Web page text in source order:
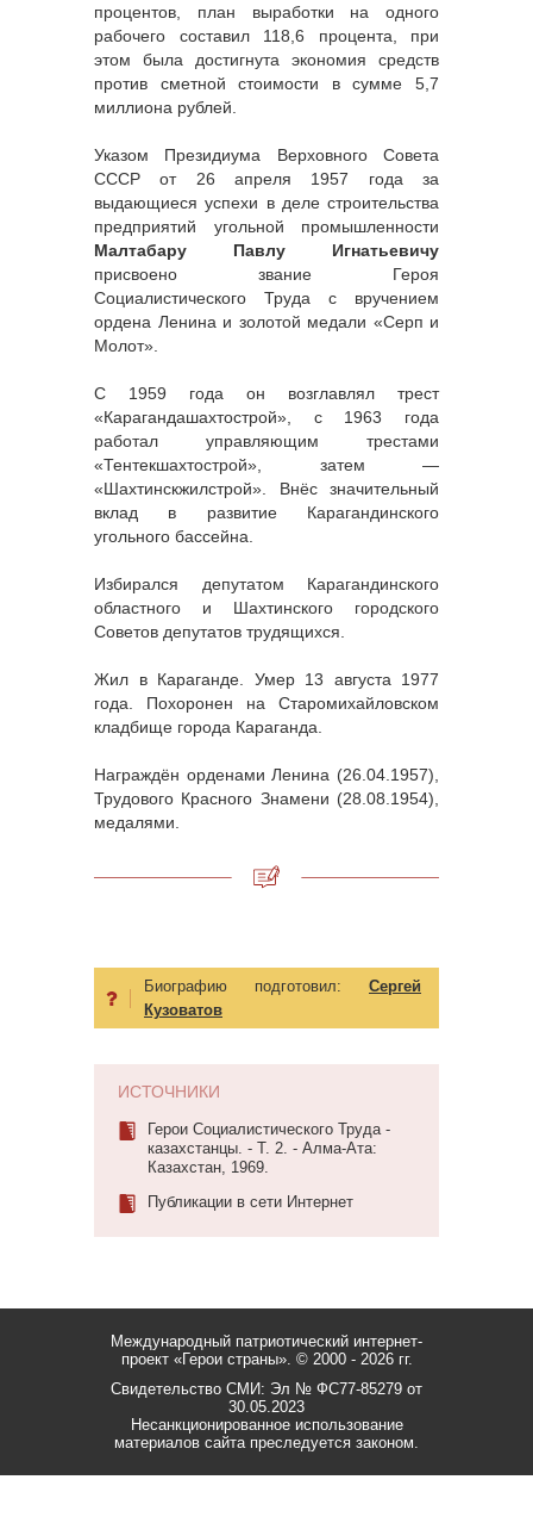
процентов, план выработки на одного
рабочего составил 118,6 процента, при
этом была достигнута экономия средств
против сметной стоимости в сумме 5,7
миллиона рублей.
Указом Президиума Верховного Совета
СССР от 26 апреля 1957 года за
выдающиеся успехи в деле строительства
предприятий угольной промышленности
Малтабару Павлу Игнатьевичу
присвоено звание Героя
Социалистического Труда с вручением
ордена Ленина и золотой медали «Серп и
Молот».
С 1959 года он возглавлял трест
«Карагандашахтострой», с 1963 года
работал управляющим трестами
«Тентекшахтострой», затем —
«Шахтинскжилстрой». Внёс значительный
вклад в развитие Карагандинского
угольного бассейна.
Избирался депутатом Карагандинского
областного и Шахтинского городского
Советов депутатов трудящихся.
Жил в Караганде. Умер 13 августа 1977
года. Похоронен на Старомихайловском
кладбище города Караганда.
Награждён орденами Ленина (26.04.1957),
Трудового Красного Знамени (28.08.1954),
медалями.
Биографию подготовил: Сергей
Кузоватов
ИСТОЧНИКИ
Герои Социалистического Труда -
казахстанцы. - Т. 2. - Алма-Ата:
Казахстан, 1969.
Публикации в сети Интернет
Международный патриотический интернет-
проект «Герои страны». © 2000 - 2026 гг.
Свидетельство СМИ: Эл № ФС77-85279 от
30.05.2023
Несанкционированное использование
материалов сайта преследуется законом.